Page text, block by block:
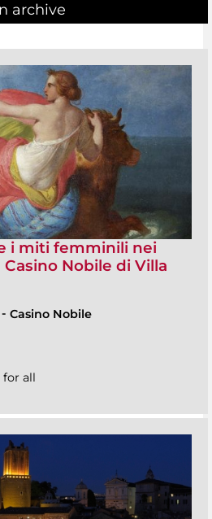
archive
i miti femminili nei
Nobile di Villa
- Casino Nobile
all